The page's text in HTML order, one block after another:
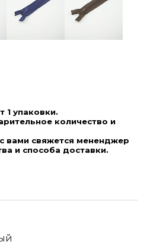
1 упаковки.
количество и
вами свяжется мененджер
и способа доставки.